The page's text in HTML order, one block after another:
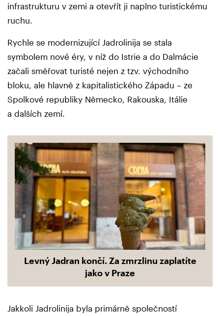
infrastrukturu v zemi a otevřít ji naplno turistickému
ruchu.
Rychle se modernizující Jadrolinija se stala
symbolem nové éry, v níž do Istrie a do Dalmácie
začali směřovat turisté nejen z tzv. východního
bloku, ale hlavně z kapitalistického Západu – ze
Spolkové republiky Německo, Rakouska, Itálie
a dalších zemí.
Levný Jadran končí. Za zmrzlinu zaplatíte
jako v Praze
Jakkoli Jadrolinija byla primárně společností